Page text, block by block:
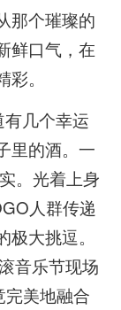
那个璀璨的
鲜口气，在
。
几个幸运
里的酒。一
。光着上身
人群传递
大挑逗。
音乐节现场
美地融合